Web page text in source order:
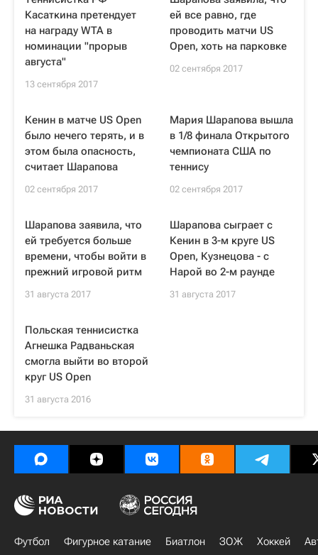
Касаткина претендует
на награду WTA в
номинации "прорыв
августа"
13 сентября 2017
ей все равно, где
проводить матчи US
Open, хоть на парковке
02 сентября 2017
Кенин в матче US Open
было нечего терять, и в
этом была опасность,
считает Шарапова
02 сентября 2017
Мария Шарапова вышла
в 1/8 финала Открытого
чемпионата США по
теннису
02 сентября 2017
Шарапова заявила, что
ей требуется больше
времени, чтобы войти в
прежний игровой ритм
31 августа 2017
Шарапова сыграет с
Кенин в 3-м круге US
Open, Кузнецова - с
Нарой во 2-м раунде
31 августа 2017
Польская теннисистка
Агнешка Радваньская
смогла выйти во второй
круг US Open
31 августа 2016
Футбол Фигурное катание Биатлон ЗОЖ Хоккей